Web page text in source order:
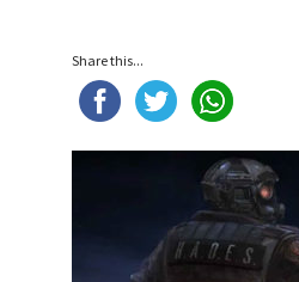
Share this...